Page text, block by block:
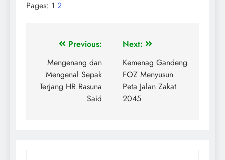
Pages: 1 2
Previous:
Mengenang dan
Mengenal Sepak
Terjang HR Rasuna
Said
Next:
Kemenag Gandeng
FOZ Menyusun
Peta Jalan Zakat
2045